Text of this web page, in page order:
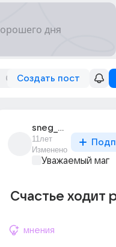
Создать пост
sneg_pushistyi
11лет
Изменено
Уважаемый маг
Счастье ходит
мнения